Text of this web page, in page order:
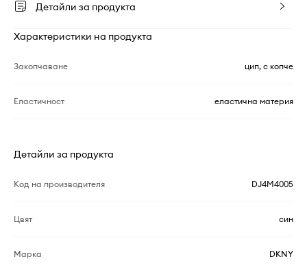
Детайли за продукта
Характеристики на продукта
Закопчаване цип, с копче
Еластичност еластична материя
Детайли за продукта
Код на производителя DJ4M4005
Цвят син
Марка DKNY